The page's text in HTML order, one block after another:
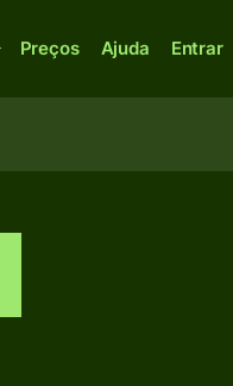
Preços Ajuda Entrar